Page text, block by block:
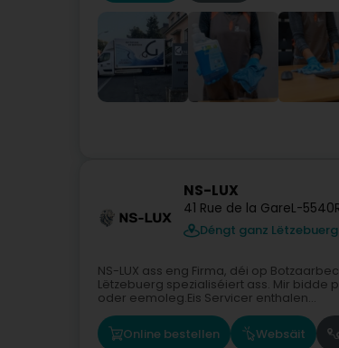
NS-LUX
41 Rue de la GareL-5540
Déngt ganz Lëtzebuerg
NS-LUX ass eng Firma, déi op
Lëtzebuerg spezialiséiert ass. Mir bidde
oder eemoleg.Eis Servicer enthalen...
Online bestellen Websäit